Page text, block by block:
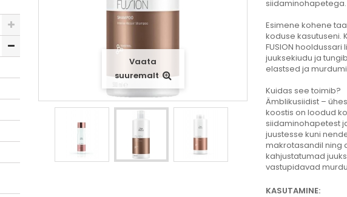
Vaata
suuremalt
siidaminohapetega.
Esimene kohene
koduse kasutuseni.
FUSION
juuksekiudu ja
elastsed ja
Kuidas see toimib?
Ämblikusiidist –
koostis on loodud
siidaminohapetest
juustesse kuni
makrotasandil ning
kahjustatumad
vastupidavad
KASUTAMINE: